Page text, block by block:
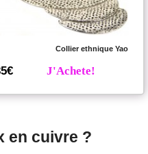
Collier ethnique Yao
J'Achete!
en cuivre ?